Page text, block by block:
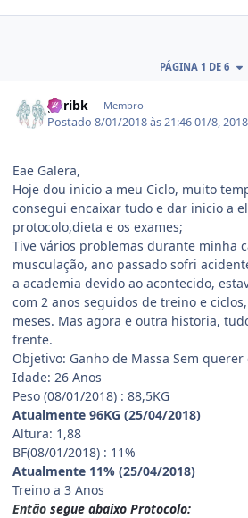
PÁGINA 1 DE 6
guribk Membro
Postado8/01/2018 às 21:4601/8, 2018
Eae Galera,
Hoje dou inicio a meu Ciclo, muito
consegui encaixar tudo e dar inicio a
protocolo,dieta e os exames;
Tive vários problemas durante minha
musculação, ano passado sofri
a academia devido ao acontecido,
com 2 anos seguidos de treino e
meses. Mas agora e outra historia,
frente.
Objetivo: Ganho de Massa Sem querer
Idade: 26 Anos
Peso (08/01/2018) : 88,5KG
Atualmente 96KG (25/04/2018)
Altura: 1,88
BF(08/01/2018) : 11%
Atualmente 11% (25/04/2018)
Treino a 3 Anos
Então segue abaixo Protocolo: